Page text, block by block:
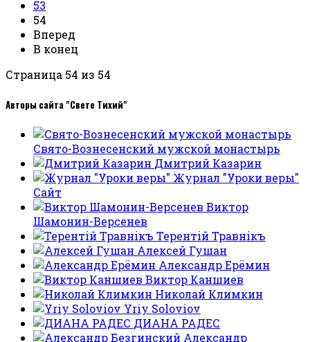
53
54
Вперед
В конец
Страница 54 из 54
Авторы сайта "Свете Тихий"
Свято-Вознесенский мужской монастырь
Дмитрий Казарин
Журнал "Уроки веры"
Сайт
Виктор
Шамонин-Версенев
Терентiй Травнiкъ
Алексей Гушан
Александр Ерёмин
Виктор Каншиев
Николай Климкин
Yriy Soloviov
ДИАНА РАДЕС
Александр